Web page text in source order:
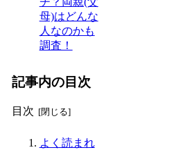
母)はどんな
人なのかも
調査！
記事内の目次
目次
よく読まれ